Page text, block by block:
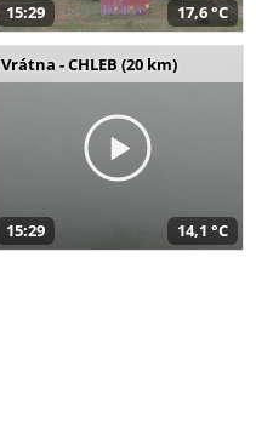
15:29 17,6 °C
Vrátna - CHLEB (20 km)
15:29 14,1 °C